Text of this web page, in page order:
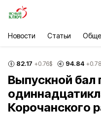
Новости Статьи
82.17 +0.76$ 94.84 +0.78
Выпускной бал
Корочанского